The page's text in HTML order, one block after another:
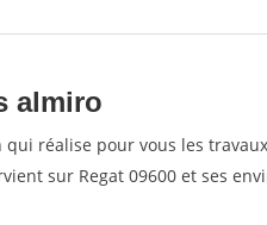
almiro
réalise pour vous les
sur Regat 09600 et ses